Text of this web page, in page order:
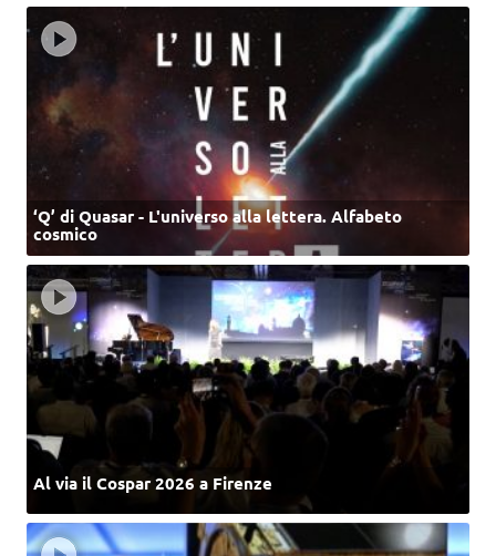
‘Q’ di Quasar - L'universo alla lettera. Alfabeto
cosmico
Al via il Cospar 2026 a Firenze